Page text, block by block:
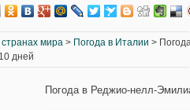
странах мира > Погода в Италии >
дней
Погода в Реджио-нелл-